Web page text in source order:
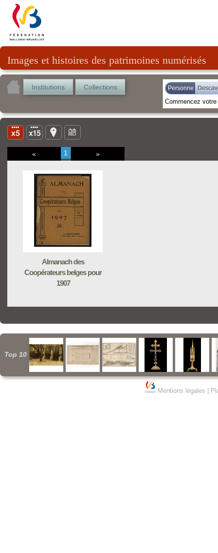
Images et histoires des patrimoines numérisés
Institutions Collections Personne
« 1 »
Almanach des
Coopérateurs belges pour
1907
Top 10
Mentions légales